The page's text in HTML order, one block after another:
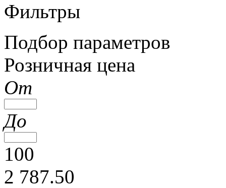
Фильтры
Подбор параметров
Розничная цена
От
До
100
2 787.50